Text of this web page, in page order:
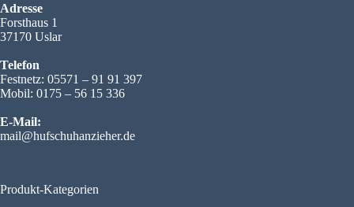
Adresse
Forsthaus 1
37170 Uslar
Telefon
Festnetz: 05571 – 91 91 397
Mobil: 0175 – 56 15 336
E-Mail:
mail@hufschuhanzieher.de
Produkt-Kategorien